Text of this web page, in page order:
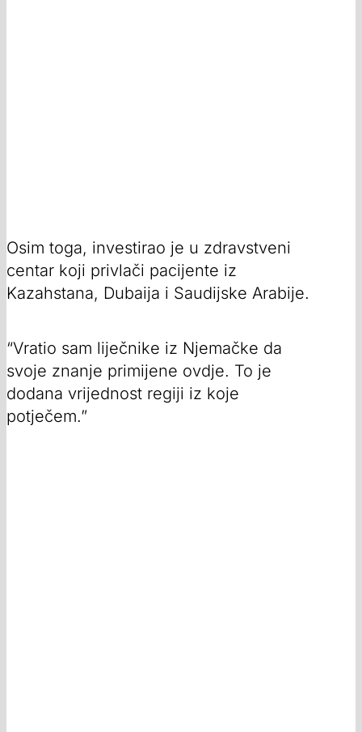
Osim toga, investirao je u zdravstveni
centar koji privlači pacijente iz
Kazahstana, Dubaija i Saudijske Arabije.
“Vratio sam liječnike iz Njemačke da
svoje znanje primijene ovdje. To je
dodana vrijednost regiji iz koje
potječem.”